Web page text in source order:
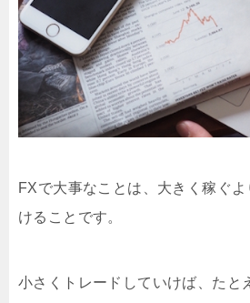
FXで大事なことは、大きく稼ぐ
けることです。
小さくトレードしていけば、たと